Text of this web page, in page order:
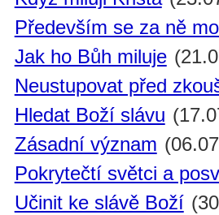
Především se za ně
Jak ho Bůh miluje
Neustupovat před
Hledat Boží slávu
Zásadní význam
Pokrytečtí světci a
Učinit ke slávě Boží